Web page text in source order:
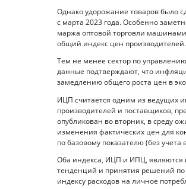
Однако удорожание товаров было
с марта 2023 года. Особенно
маржа оптовой торговли
общий индекс цен производителей.
Тем не менее сектор по
данные подтверждают, что
замедлению общего роста цен в
ИЦП считается одним из ведущих
производителей и поставщиков,
опубликован во вторник, в среду
изменения фактических цен для
по базовому показателю (без
Оба индекса, ИЦП и ИПЦ, являются
тенденций и принятия решений
индексу расходов на личное